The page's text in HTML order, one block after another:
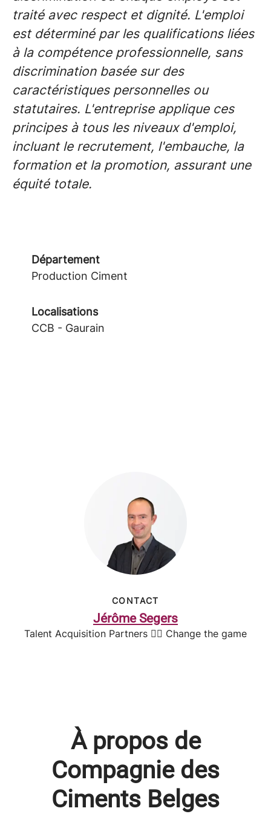
traité avec respect et dignité. L'emploi
est déterminé par les qualifications liées
à la compétence professionnelle, sans
discrimination basée sur des
caractéristiques personnelles ou
statutaires. L'entreprise applique ces
principes à tous les niveaux d'emploi,
incluant le recrutement, l'embauche, la
formation et la promotion, assurant une
équité totale.
Département
Production Ciment
Localisations
CCB - Gaurain
CONTACT
Jérôme Segers
Talent Acquisition Partners 🤸‍♂️ Change the game
À propos de
Compagnie des
Ciments Belges